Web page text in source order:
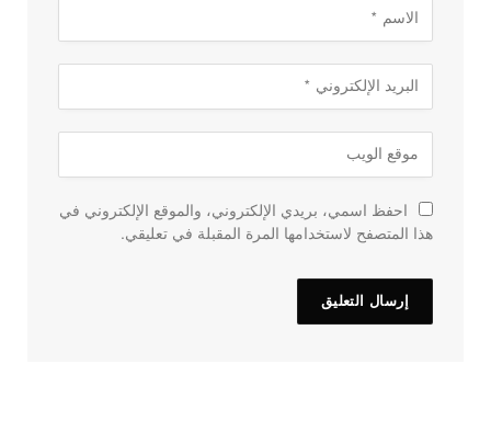
احفظ اسمي، بريدي الإلكتروني، والموقع الإلكتروني في
هذا المتصفح لاستخدامها المرة المقبلة في تعليقي.